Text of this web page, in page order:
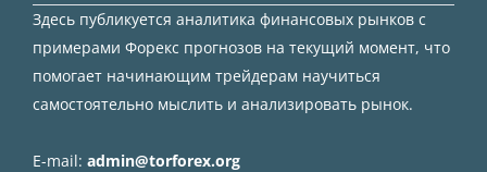
Здесь публикуется аналитика финансовых рынков с
примерами Форекс прогнозов на текущий момент, что
помогает начинающим трейдерам научиться
самостоятельно мыслить и анализировать рынок.
E-mail: admin@torforex.org